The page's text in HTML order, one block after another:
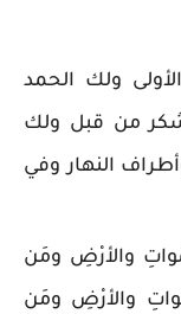
ولك الحمد
من قبل ولك
النهار وفي
والأرْضِ ومَن
والأرْضِ ومَن